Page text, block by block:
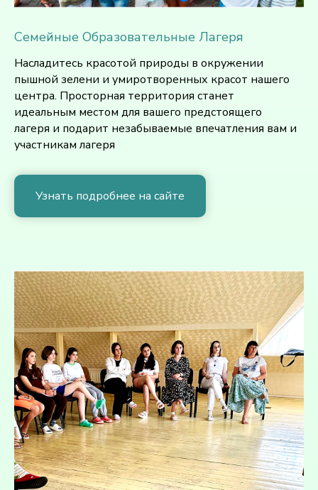
Семейные Образовательные Лагеря
Насладитесь красотой природы в окружении
пышной зелени и умиротворенных красот нашего
центра. Просторная территория станет
идеальным местом для вашего предстоящего
лагеря и подарит незабываемые впечатления вам и
участникам лагеря
Узнать подробнее на сайте